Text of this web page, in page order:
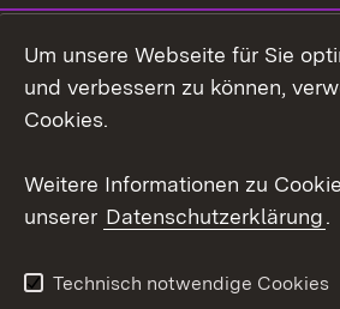
Social Wall
Youtube
Kontakt
Barrierefreiheit
Um unsere Webseite für Sie
und verbessern zu können,
Cookies.
Weitere Informationen zu
unserer Datenschutzerklärung.
Technisch notwendige Cookies